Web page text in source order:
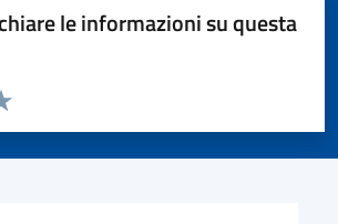
le informazioni su questa
pagina
5 stelle su 5
4 stelle su 5
su 5
su 5
5